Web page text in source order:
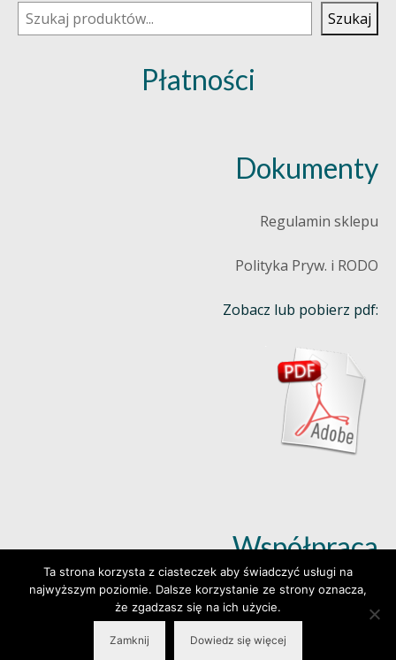
Szukaj
Płatności
Dokumenty
Regulamin sklepu
Polityka Pryw. i RODO
Zobacz lub pobierz pdf:
Współpraca
Dowiedz się więcej (klik)
© 2026 Wylepianki - Made by: www.prosteWWW.pl
Ta strona korzysta z ciasteczek aby świadczyć usługi na
najwyższym poziomie. Dalsze korzystanie ze strony oznacza,
że zgadzasz się na ich użycie.
Zamknij Dowiedz się więcej